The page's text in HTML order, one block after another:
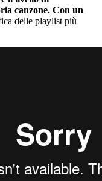
canzone. Con un
delle playlist più